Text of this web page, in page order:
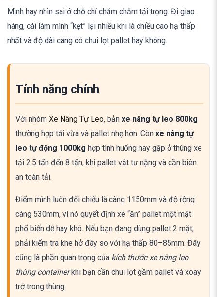
Mình hay nhìn sai ở chỗ chỉ chăm chăm tải trọng. Đi giao
hàng, cái làm mình “kẹt” lại nhiều khi là chiều cao hạ thấp
nhất và độ dài càng có chui lọt pallet hay không.
Tính năng chính
Với nhóm Xe Nâng Tự Leo, bản xe nâng tự leo 800kg
thường hợp tải vừa và pallet nhẹ hơn. Còn xe nâng tự
leo tự động 1000kg hợp tình huống hay gặp ở thùng xe
tải 2.5 tấn đến 8 tấn, khi pallet vật tư nặng và cần biên
an toàn tải.
Điểm mình luôn đối chiếu là càng 1150mm và độ rộng
càng 530mm, vì nó quyết định xe “ăn” pallet một mặt
phổ biến dễ hay khó. Nếu bạn đang dùng pallet 2 mặt,
phải kiểm tra khe hở đáy so với hạ thấp 80–85mm. Đây
cũng là phần quan trọng của kích thước xe nâng leo
thùng containerkhi bạn cần chui lọt gầm pallet và xoay
trở trong thùng.